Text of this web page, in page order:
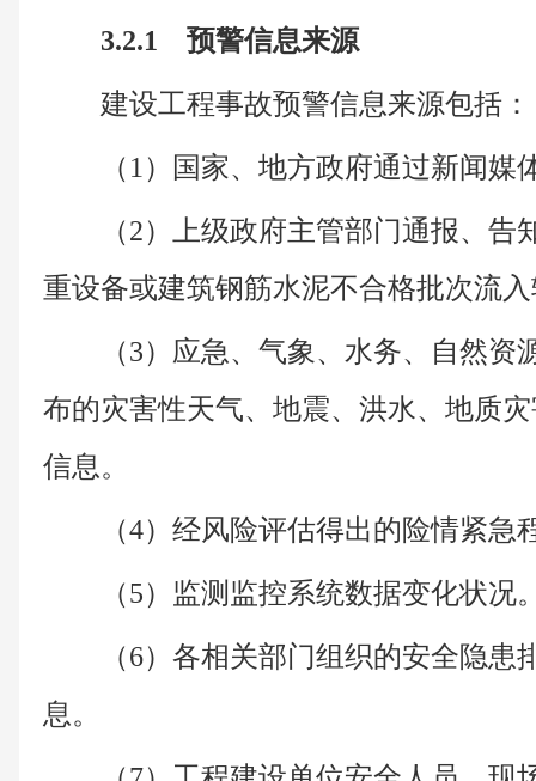
3.2.1 预警信息来源
建设工程事故预警信息来源包括：
（1）国家、地方政府通过新闻
（2）上级政府主管部门通报、
重设备或建筑钢筋水泥不合格批次流
（3）应急、气象、水务、自然
布的灾害性天气、地震、洪水、地质
信息。
（4）经风险评估得出的险情紧
（5）监测监控系统数据变化状况
（6）各相关部门组织的安全隐患
息。